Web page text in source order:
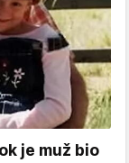
je muž bio